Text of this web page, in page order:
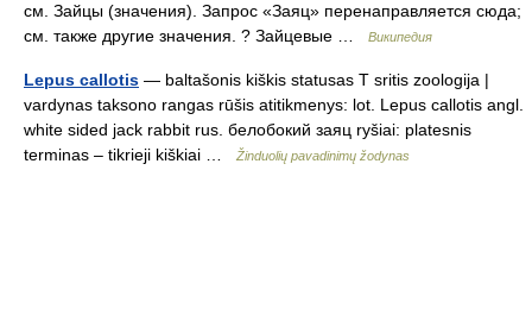
см. Зайцы (значения). Запрос «Заяц» перенаправляется сюда;
см. также другие значения. ? Зайцевые …
Википедия
Lepus callotis — baltašonis kiškis statusas T sritis zoologija |
vardynas taksono rangas rūšis atitikmenys: lot. Lepus callotis angl.
white sided jack rabbit rus. белобокий заяц ryšiai: platesnis
terminas – tikrieji kiškiai …
Žinduolių pavadinimų žodynas